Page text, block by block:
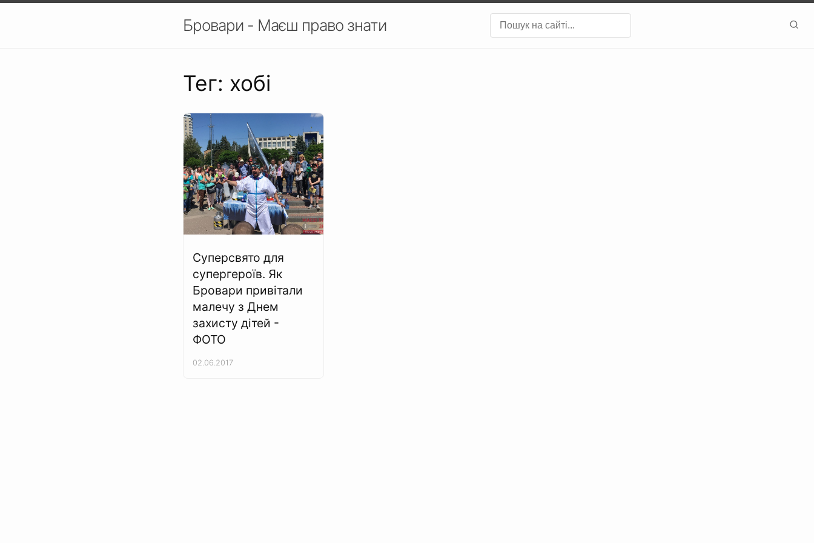
Бровари - Маєш право знати
Тег: хобі
Суперсвято для
супергероїв. Як
Бровари привітали
малечу з Днем
захисту дітей -
ФОТО
02.06.2017